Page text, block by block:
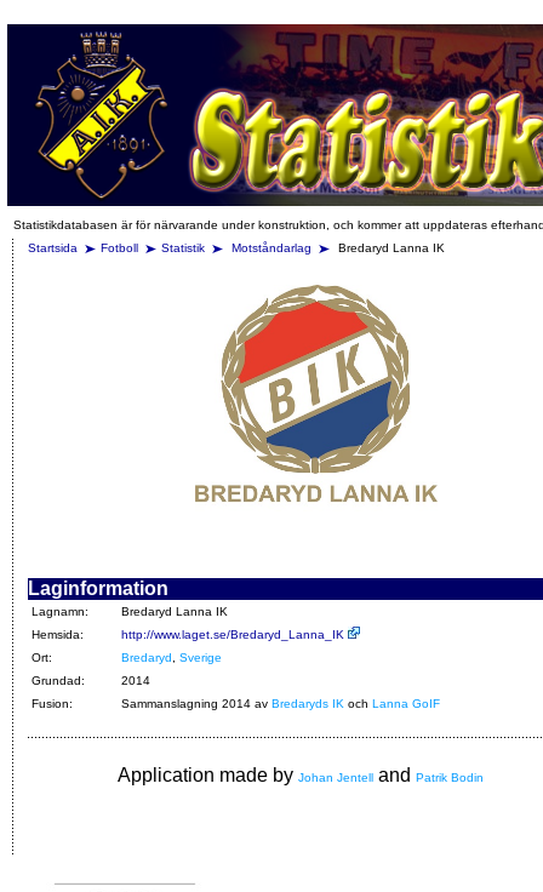
Statistikdatabasen är för närvarande under konstruktion, och kommer att uppdateras
Startsida
Fotboll Statistik Motståndarlag Bredaryd Lanna IK
Laginformation
Lagnamn:
Bredaryd Lanna IK
Hemsida:
http://www.laget.se/Bredaryd_Lanna_IK
Ort:
Bredaryd
Sverige
Grundad:
2014
Fusion:
Sammanslagning 2014 av Bredaryds IK och Lanna GoIF
Application made by Johan Jentell and Patrik Bodin